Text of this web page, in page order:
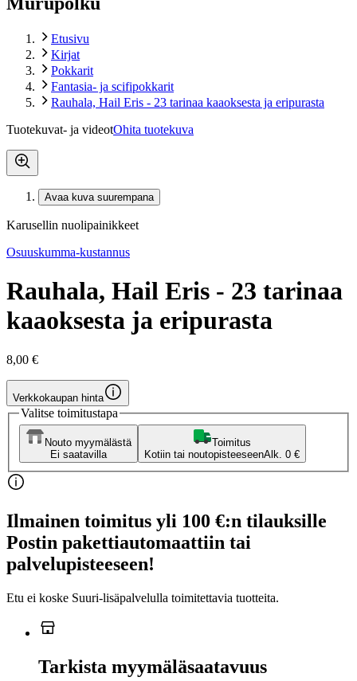
Etusivu
Kirjat
Pokkarit
Fantasia- ja scifipokkarit
Rauhala, Hail Eris - 23 tarinaa kaaoksesta ja eripurasta
Tuotekuvat- ja videotOhita tuotekuva
Avaa kuva suurempana
Karusellin nuolipainikkeet
Osuuskumma-kustannus
Rauhala, Hail Eris - 23 tarinaa
kaaoksesta ja eripurasta
8,00 €
Verkkokaupan hinta
Valitse toimitustapa
Nouto myymälästä
Ei saatavilla
Toimitus
Kotiin tai noutopisteeseenAlk. 0 €
Ilmainen toimitus yli 100 €:n tilauksille
Postin pakettiautomaattiin tai
palvelupisteeseen!
Etu ei koske Suuri‑lisäpalvelulla toimitettavia tuotteita.
Tarkista myymäläsaatavuus